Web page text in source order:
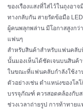
ของเรืองแสงที่ใส่ไว้ในถุงอา
ทางกลับกัน สายรัดข้อมือ
ผู้คนพลุกพล่าน มีโอกาสสูงกว่
แฟนๆ
สำหรับสินค้าสำหรับแฟนคลับ
นั้นมองเห็นได้ชัดเจนบนสินค้
ในขณะที่แฟนคลับกำลังใช้งา
ตัวอย่างเช่น ตำแหน่งของโ
บรรจุภัณฑ์ ควรสอดคล้องกับ
ช่วงเวลาถ่ายรูป การท้าทาย